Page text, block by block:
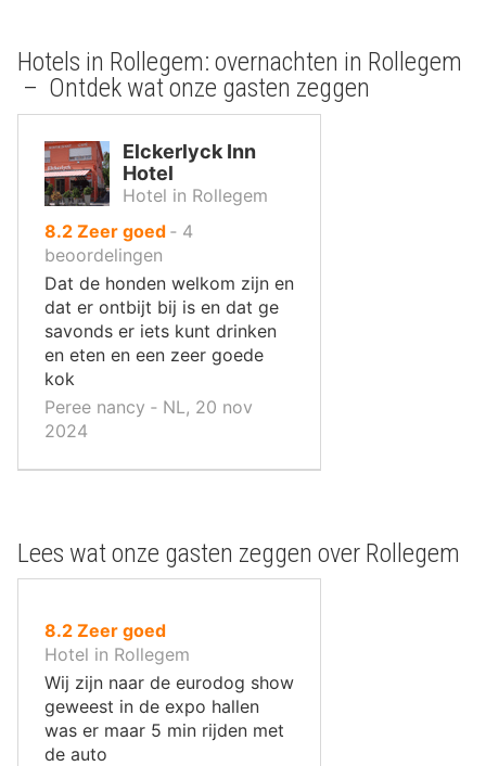
Hotels in Rollegem: overnachten in Rollegem
– Ontdek wat onze gasten zeggen
Elckerlyck Inn
Hotel
Hotel in Rollegem
8.2 uit
10
,
Zeer goed ‐ 4
beoordelingen
Dat de honden welkom zijn en
dat er ontbijt bij is en dat ge
savonds er iets kunt drinken
en eten en een zeer goede
kok
Peree nancy ‐ NL, 20 nov
2024
Lees wat onze gasten zeggen over Rollegem
8.2 uit
10
,
Zeer goed
Hotel in Rollegem
Wij zijn naar de eurodog show
geweest in de expo hallen
was er maar 5 min rijden met
de auto